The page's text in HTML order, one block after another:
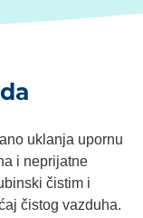
uklanja upornu
i neprijatne
čistim i
čistog vazduha.